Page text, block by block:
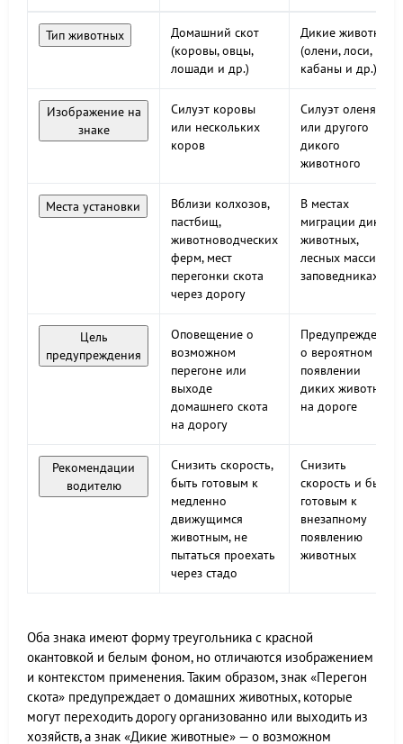
Тип животных
Домашний скот
(коровы, овцы,
лошади и др.)
Дикие животные
(олени, лоси,
кабаны и др.)
Изображение на
знаке
Силуэт коровы
или нескольких
коров
Силуэт оленя
или другого
дикого
животного
Места установки
Вблизи колхозов,
пастбищ,
животноводческих
ферм, мест
перегонки скота
через дорогу
В местах
миграции диких
животных,
лесных массивах,
заповедниках
Цель
предупреждения
Оповещение о
возможном
перегоне или
выходе
домашнего скота
на дорогу
Предупреждение
о вероятном
появлении
диких животных
на дороге
Рекомендации
водителю
Снизить скорость,
быть готовым к
медленно
движущимся
животным, не
пытаться проехать
через стадо
Снизить
скорость и быть
готовым к
внезапному
появлению
животных
Оба знака имеют форму треугольника с красной
окантовкой и белым фоном, но отличаются изображением
и контекстом применения. Таким образом, знак «Перегон
скота» предупреждает о домашних животных, которые
могут переходить дорогу организованно или выходить из
хозяйств, а знак «Дикие животные» — о возможном